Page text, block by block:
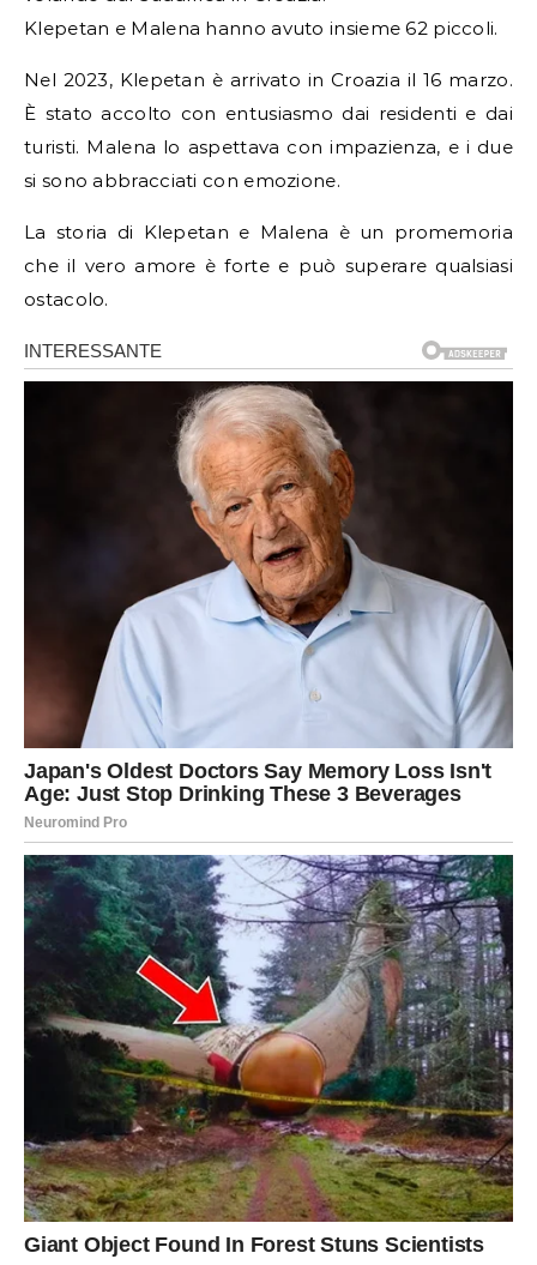
Klepetan e Malena hanno avuto insieme 62 piccoli.
Nel 2023, Klepetan è arrivato in Croazia il 16 marzo.
È stato accolto con entusiasmo dai residenti e dai
turisti. Malena lo aspettava con impazienza, e i due
si sono abbracciati con emozione.
La storia di Klepetan e Malena è un promemoria
che il vero amore è forte e può superare qualsiasi
ostacolo.